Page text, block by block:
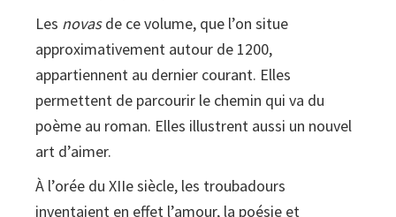
Les novasde ce volume, que l’on situe
approximativement autour de 1200,
appartiennent au dernier courant. Elles
permettent de parcourir le chemin qui va du
poème au roman. Elles illustrent aussi un nouvel
art d’aimer.
À l’orée du XIIe siècle, les troubadours
inventaient en effet l’amour, la poésie et